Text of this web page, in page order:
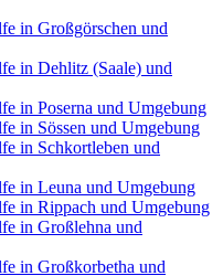
in Großgörschen und
in Dehlitz (Saale) und
in Poserna und Umgebung
in Sössen und Umgebung
in Schkortleben und
in Leuna und Umgebung
in Rippach und Umgebung
in Großlehna und
in Großkorbetha und